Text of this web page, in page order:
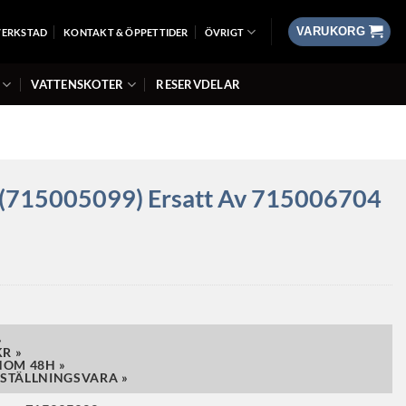
KONTAKT & ÖPPETTIDER ÖVRIGT VARUKORG
VATTENSKOTER RESERVDELAR
Ersatt Av 715006704
»
48H »
»